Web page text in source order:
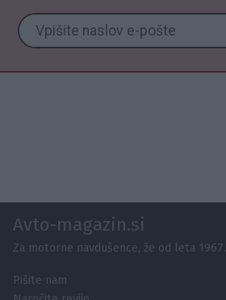
Avto-magazin.si
Za motorne navdušence, že od leta 1967.
Pišite nam